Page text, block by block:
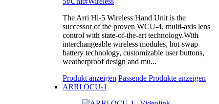
The Arri Hi-5 Wireless Hand Unit is the
successor of the proven WCU-4, multi-axis lens
control with state-of-the-art technology.With
interchangeable wireless modules, hot-swap
battery technology, customizable user buttons,
weatherproof design and mu...
Produkt anzeigen Passende Produkte anzeigen
ARRI OCU-1